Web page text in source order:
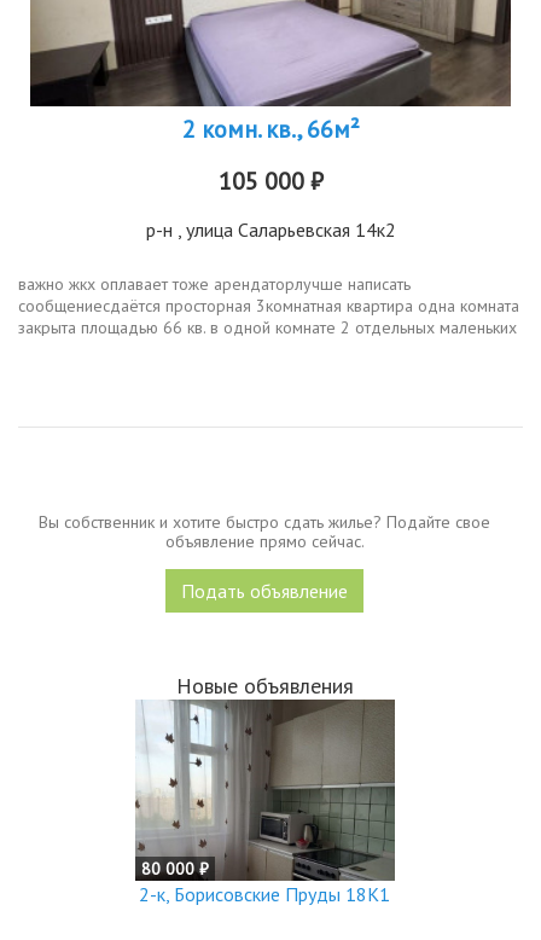
2 комн. кв., 66м²
105 000 ₽
р-н , улица Саларьевская 14к2
важно жкх оплавает тоже арендаторлучше написать
сообщениесдаётся просторная 3комнатная квартира одна комната
закрыта площадью 66 кв. в одной комнате 2 отдельных маленьких
Вы собственник и хотите быстро сдать жилье? Подайте свое
объявление прямо сейчас.
Подать объявление
Новые объявления
80 000 ₽
2-к, Борисовские Пруды 18К1